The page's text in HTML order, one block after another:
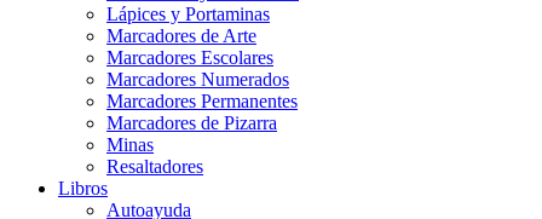
Lápices y Portaminas
Marcadores de Arte
Marcadores Escolares
Marcadores Numerados
Marcadores Permanentes
Marcadores de Pizarra
Minas
Resaltadores
Libros
Autoayuda